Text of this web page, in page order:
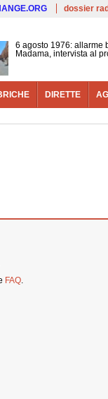
dossier
6 agosto 1976: allarme
Madama, intervista al
DIRETTE
FAQ.